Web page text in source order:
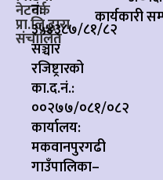
नेटवर्क
प्रा.लि.द्वारा
संचालित
नं:
३५४३८७/८१/८२
सञ्चार
रजिष्ट्रारको
का.द.नं.:
००२७७/०८१/०८२
कार्यालय:
मकवानपुरगढी
गाउँपालिका–
कार्यकारी